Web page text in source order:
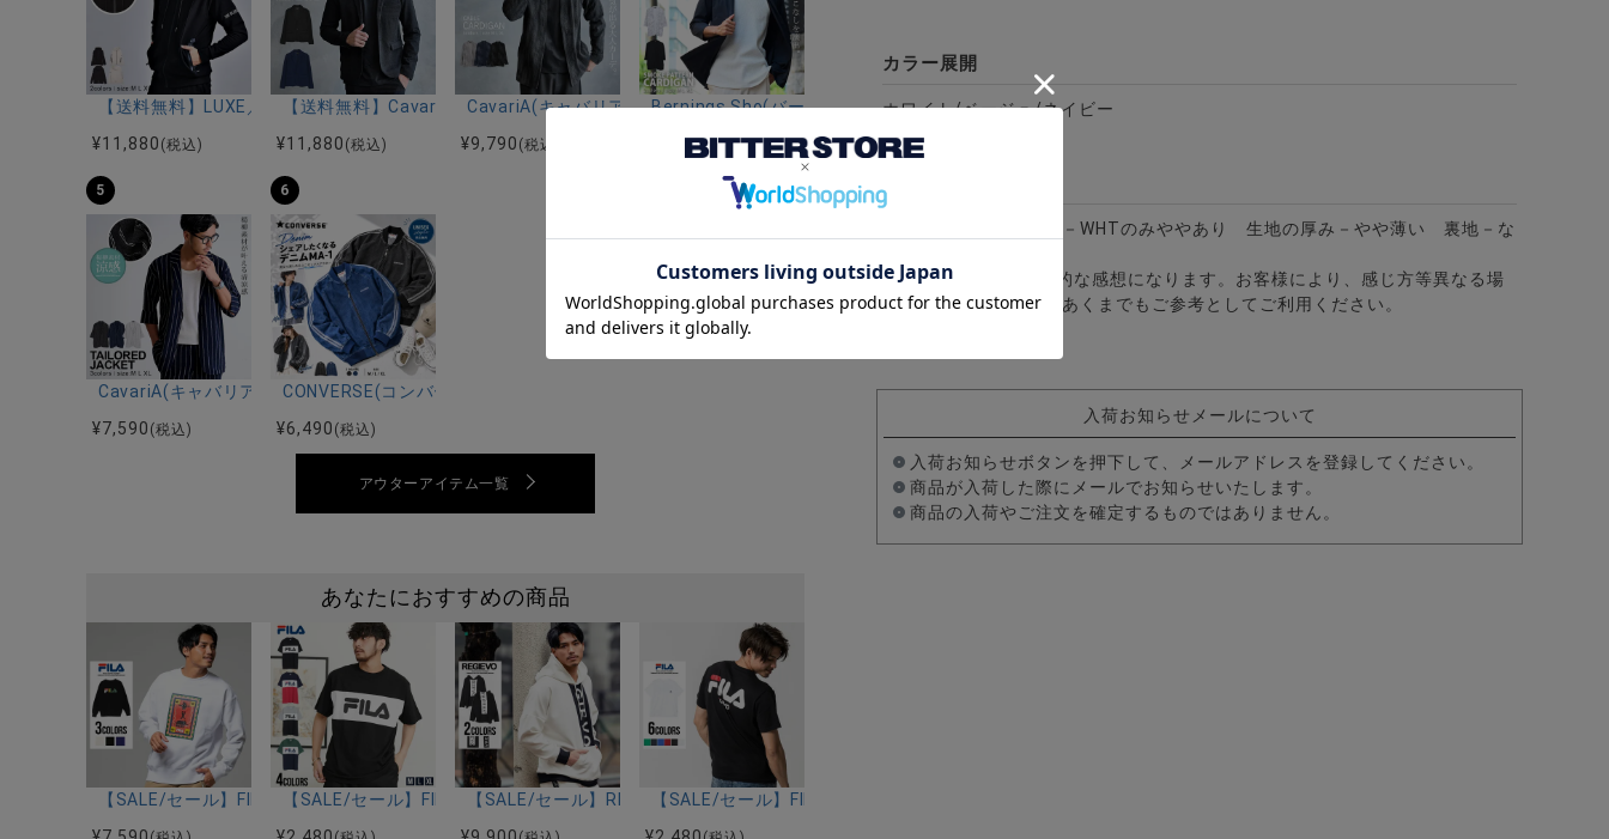
【送料無料】LUXE／R(ラグジュ)ストレッチ裏フリースジップパーカー/全2色
¥11,880 (税込)
【送料無料】CavariA(キャバリア)千鳥ジャガードテーラードJKT/全2色
¥11,880 (税込)
CavariA(キャバリア)汚し加工ケーブルカーディガン/全3色
¥9,790 (税込)
Bernings Sho(バーニングショウ)スモーク柄ノーカラー7分袖カーディガン/全2色
8,690(税込)
5
CavariA(キャバリア)楊柳ストライプ7分袖ジャケット/全3色
¥7,590 (税込)
6
CONVERSE(コンバース)デニムリブブルゾン/全2色
¥6,490 (税込)
アウターアイテム一覧
あなたにおすすめの商品
【SALE/セール】FILA(フィラ)アートプリントトレーナー/全3色
【SALE/セール】FILA(フィラ)ロゴ切り替え半袖Tシャツ/全4色
【SALE/セール】REGIEVO(レジエボ)ロゴプリントドロップショルダープルオーバーパーカー/全2色
【SALE/セール】FILA(フィラ)ロゴプリントTシャツ/全6色
カラー展開
ホワイト/ベージュ/ネイビー
伸縮性－あり 透け感－WHTのみややあり 生地の厚み－やや薄い 裏地－な
※当店スタッフの個人的な感想になります。お客様により、感じ方等異なる場
合がございますので、あくまでもご参考としてご利用ください。
入荷お知らせメールについて
入荷お知らせボタンを押下して、メールアドレスを登録してください。
商品が入荷した際にメールでお知らせいたします。
商品の入荷やご注文を確定するものではありません。